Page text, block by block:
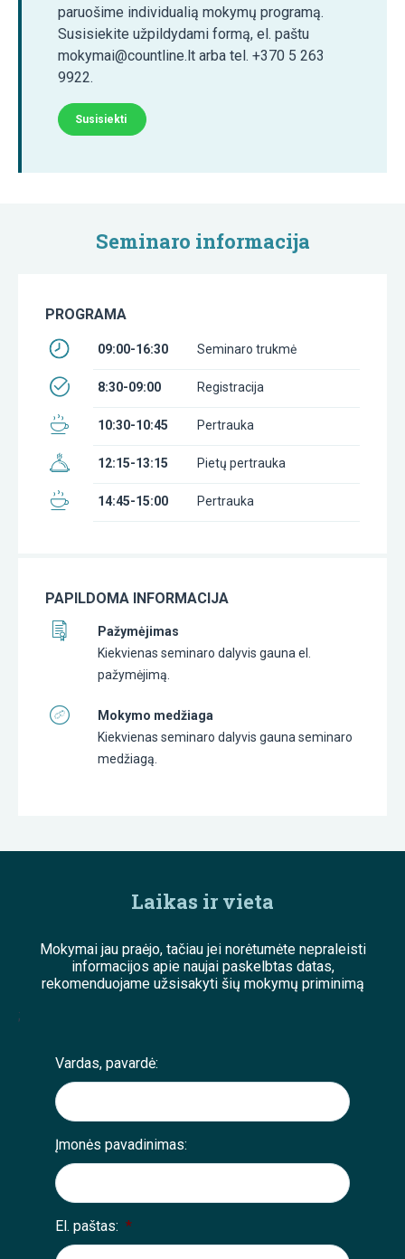
paruošime individualią mokymų programą.
Susisiekite užpildydami formą, el. paštu
mokymai@countline.lt arba tel. +370 5 263
9922.
Susisiekti
Seminaro informacija
PROGRAMA
09:00-16:30 Seminaro trukmė
8:30-09:00 Registracija
10:30-10:45 Pertrauka
12:15-13:15 Pietų pertrauka
14:45-15:00 Pertrauka
PAPILDOMA INFORMACIJA
Pažymėjimas
Kiekvienas seminaro dalyvis gauna el.
pažymėjimą.
Mokymo medžiaga
Kiekvienas seminaro dalyvis gauna seminaro
medžiagą.
Laikas ir vieta
Mokymai jau praėjo, tačiau jei norėtumėte nepraleisti
informacijos apie naujai paskelbtas datas,
rekomenduojame užsisakyti šių mokymų priminimą
;
Vardas, pavardė:
Įmonės pavadinimas:
El. paštas: *